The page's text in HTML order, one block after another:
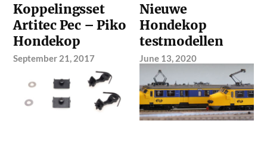
Koppelingsset
Artitec Pec – Piko
Hondekop
September 21, 2017
Nieuwe
Hondekop
testmodellen
June 13, 2020